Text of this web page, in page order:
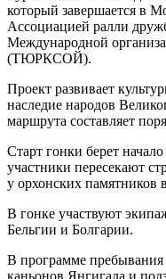
который завершается в
Ассоциацией ралли
Международной
(ТЮРКСОЙ).
Проект развивает
наследие народов
маршрута составляет
Старт гонки берет
участники пересекают
у орхонских памятников
В гонке участвуют
Бельгии и Болгарии.
В программе
каньонов Янгигала и